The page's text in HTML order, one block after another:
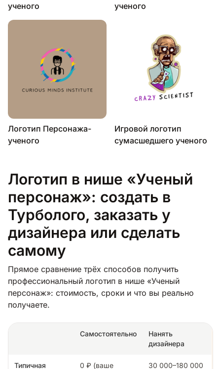
ученого
ученого
Логотип Персонажа-
ученого
Игровой логотип
сумасшедшего ученого
Логотип в нише «Ученый
персонаж»: создать в
Турболого, заказать у
дизайнера или сделать
самому
Прямое сравнение трёх способов получить
профессиональный логотип в нише «Ученый
персонаж»: стоимость, сроки и что вы реально
получаете.
Самостоятельно
Нанять
дизайнера
Типичная 0 ₽ (ваше 30 000–180 000